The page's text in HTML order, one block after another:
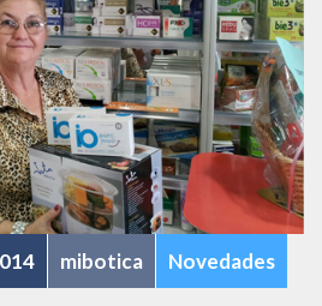
mibotica Novedades